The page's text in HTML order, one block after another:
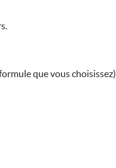
que vous choisissez)